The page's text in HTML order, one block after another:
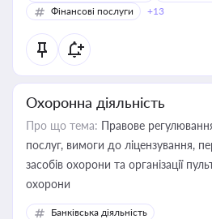
Фінансові послуги
+13
Охоронна діяльність
Про що тема: Правове
послуг, вимоги до ліцензування,
засобів охорони та організації
охорони
Банківська діяльність